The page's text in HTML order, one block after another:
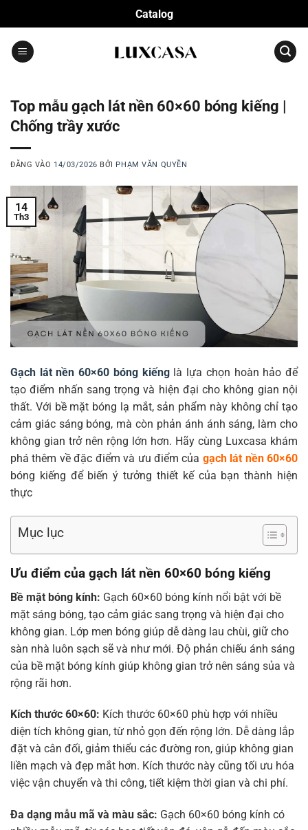
qua
nội
dung
Catalog
Top mẫu gạch lát nền 60×60 bóng kiếng |
Chống trầy xước
ĐĂNG VÀO 14/03/2026 BỞI PHẠM VĂN QUYỀN
14
Th3
Gạch lát nền 60×60 bóng kiếnglà lựa chọn hoàn hảo để
tạo điểm nhấn sang trọng và hiện đại cho không gian nội
thất. Với bề mặt bóng lạ mắt, sản phẩm này không chỉ tạo
cảm giác sáng bóng, mà còn phản ánh ánh sáng, làm cho
không gian trở nên rộng lớn hơn. Hãy cùng Luxcasa khám
phá thêm về đặc điểm và ưu điểm của gạch lát nền 60×60
bóng kiếng để biến ý tưởng thiết kế của bạn thành hiện
thực
Mục lục
Ưu điểm của gạch lát nền 60×60 bóng kiếng
Bề mặt bóng kính: Gạch 60×60 bóng kính nổi bật với bề
mặt sáng bóng, tạo cảm giác sang trọng và hiện đại cho
không gian. Lớp men bóng giúp dễ dàng lau chùi, giữ cho
sàn nhà luôn sạch sẽ và như mới. Độ phản chiếu ánh sáng
của bề mặt bóng kính giúp không gian trở nên sáng sủa và
rộng rãi hơn.
Kích thước 60×60: Kích thước 60×60 phù hợp với nhiều
diện tích không gian, từ nhỏ gọn đến rộng lớn. Dễ dàng lắp
đặt và cân đối, giảm thiểu các đường ron, giúp không gian
liền mạch và đẹp mắt hơn. Kích thước này cũng tối ưu hóa
việc vận chuyển và thi công, tiết kiệm thời gian và chi phí.
Đa dạng mẫu mã và màu sắc: Gạch 60×60 bóng kính có